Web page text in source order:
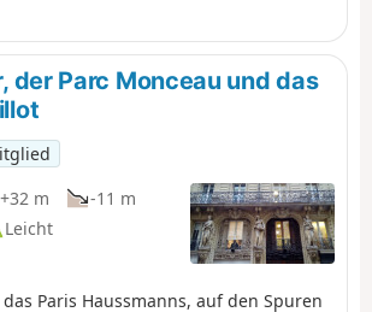
Naturflächen wenig
Tieren.
der Parc Monceau und das
+32 m
-11 m
Leicht
Paris Haussmanns, auf den Spuren